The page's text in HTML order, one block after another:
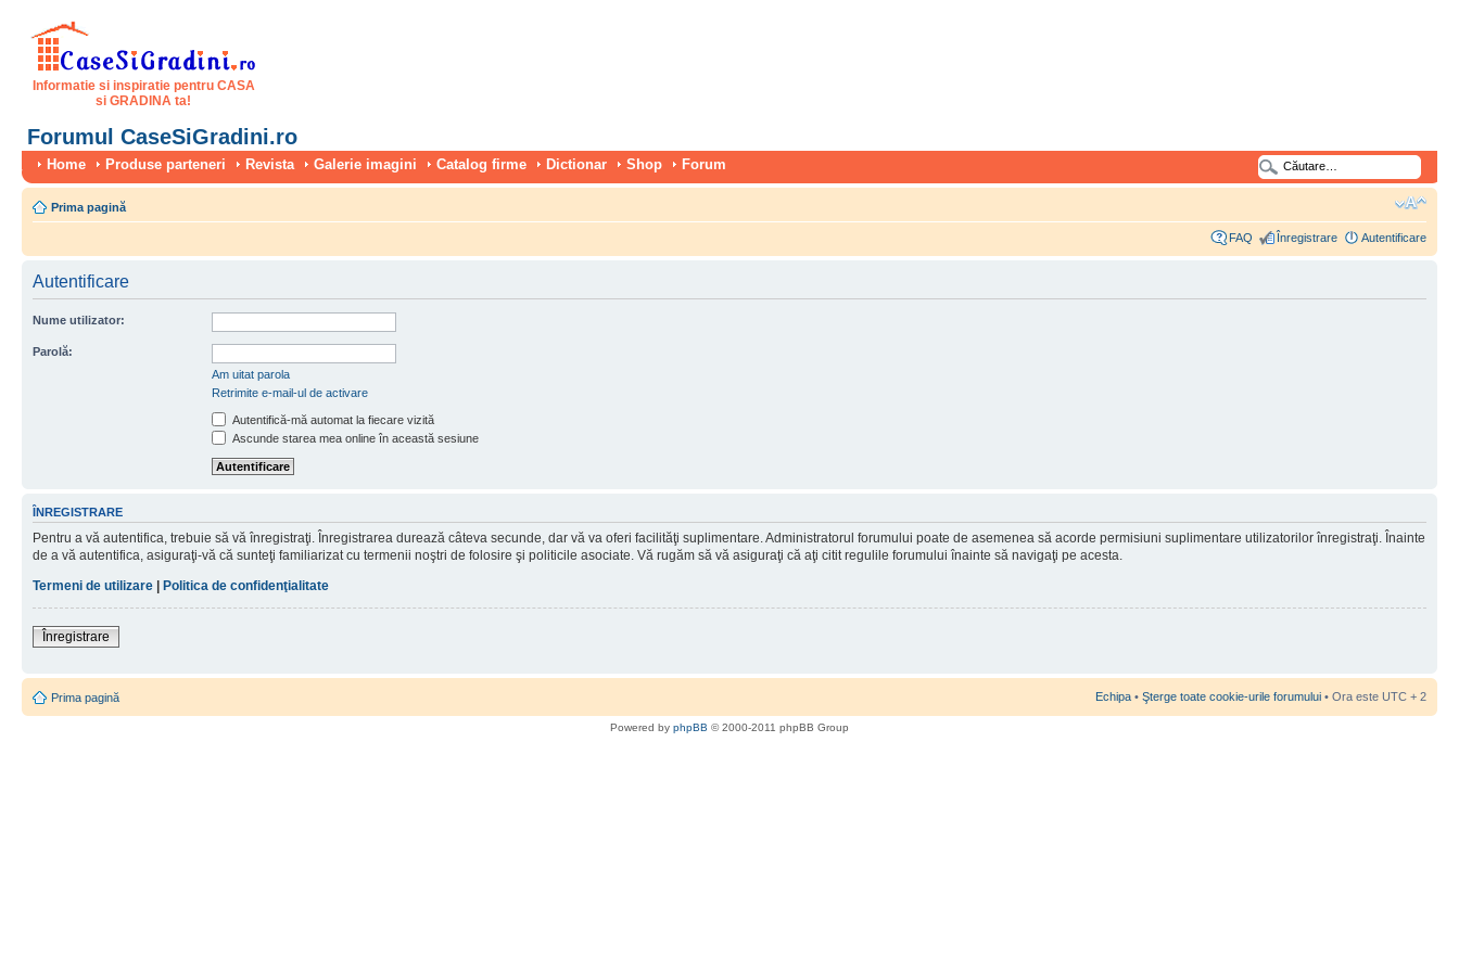
Informatie si inspiratie pentru CASA
si GRADINA ta!
Forumul CaseSiGradini.ro
Home Produse parteneri Revista Galerie imagini Catalog firme Dictionar Shop Forum
Prima pagină
FAQ Înregistrare Autentificare
Autentificare
Nume utilizator:
Parolă:
Am uitat parola
Retrimite e-mail-ul de activare
Autentifică-mă automat la fiecare vizită
Ascunde starea mea online în această sesiune
ÎNREGISTRARE
Pentru a vă autentifica, trebuie să vă înregistraţi. Înregistrarea durează câteva secunde, dar vă va oferi facilităţi suplimentare. Administratorul forumului poate de asemenea să acorde permisiuni suplimentare utilizatorilor înregistraţi. Înainte
de a vă autentifica, asiguraţi-vă că sunteţi familiarizat cu termenii noştri de folosire şi politicile asociate. Vă rugăm să vă asiguraţi că aţi citit regulile forumului înainte să navigaţi pe acesta.
Termeni de utilizare | Politica de confidenţialitate
Înregistrare
Prima pagină Echipa • Şterge toate cookie-urile forumului • Ora este UTC + 2
Powered by phpBB © 2000-2011 phpBB Group